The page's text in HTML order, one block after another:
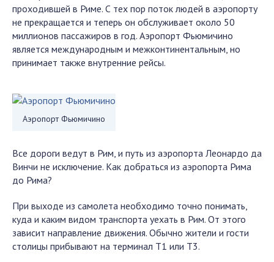
проходившей в Риме. С тех пор поток людей в аэропорту
не прекращается и теперь он обслуживает около 50
миллионов пассажиров в год. Аэропорт Фьюмичино
является международным и межконтинентальным, но
принимает также внутренние рейсы.
Аэропорт Фьюмичино
Все дороги ведут в Рим, и путь из аэропорта Леонардо да
Винчи не исключение. Как добраться из аэропорта Рима
до Рима?
При выходе из самолета необходимо точно понимать,
куда и каким видом транспорта уехать в Рим. От этого
зависит направление движения. Обычно жители и гости
столицы прибывают на терминал T1 или T3.